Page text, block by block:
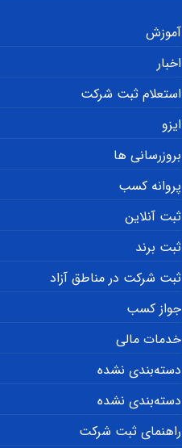
آموزش
اخبار
استعلام ثبت شرکت
ایزو
بروزرسانی ها
پروانه کسب
ثبت آنلاین
ثبت برند
ثبت شرکت در مناطق آزاد
جواز کسب
خدمات مالی
دسته‌بندی نشده
دسته‌بندی نشده
راهنمای ثبت شرکت